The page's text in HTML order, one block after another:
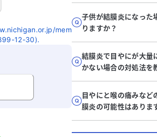
mem
12-30).
子供が結膜炎になった
りますか？
結膜炎で目やにが大量
かない場合の対処法を
目やにと喉の痛みなど
膜炎の可能性はありま